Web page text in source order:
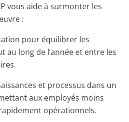
vous aide à surmonter les
:
pour équilibrer les
au long de l’année et entre les
et processus dans un
aux employés moins
opérationnels.